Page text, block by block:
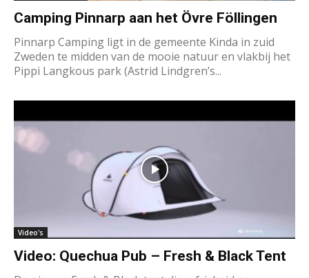
Camping Pinnarp aan het Övre Föllingen
Pinnarp Camping ligt in de gemeente Kinda in zuid
Zweden te midden van de mooie natuur en vlakbij het
Pippi Langkous park (Astrid Lindgren’s...
Video's
Video: Quechua Pub – Fresh & Black Tent